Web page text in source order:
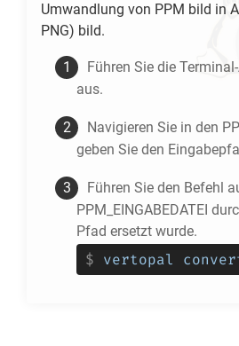
Umwandlung von PPM bild in
PNG) bild.
Führen Sie die
aus.
Navigieren Sie in den
geben Sie den
Führen Sie den Befehl
PPM_EINGABEDATEI
Pfad ersetzt wurde.
$ vertopal convert